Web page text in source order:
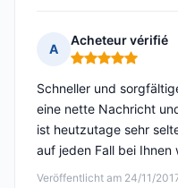
A
Acheteur vérifié
Hinweis: 5 von 5
Veröffentlicht am 24/11/
Schneller und
eine nette Nachricht
ist heutzutage sehr
auf jeden Fall bei Ihnen